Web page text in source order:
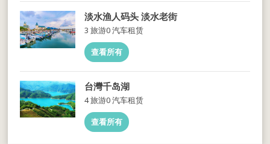
淡水渔人码头 淡水老街
3 旅游0 汽车租赁
查看所有
台灣千岛湖
4 旅游0 汽车租赁
查看所有